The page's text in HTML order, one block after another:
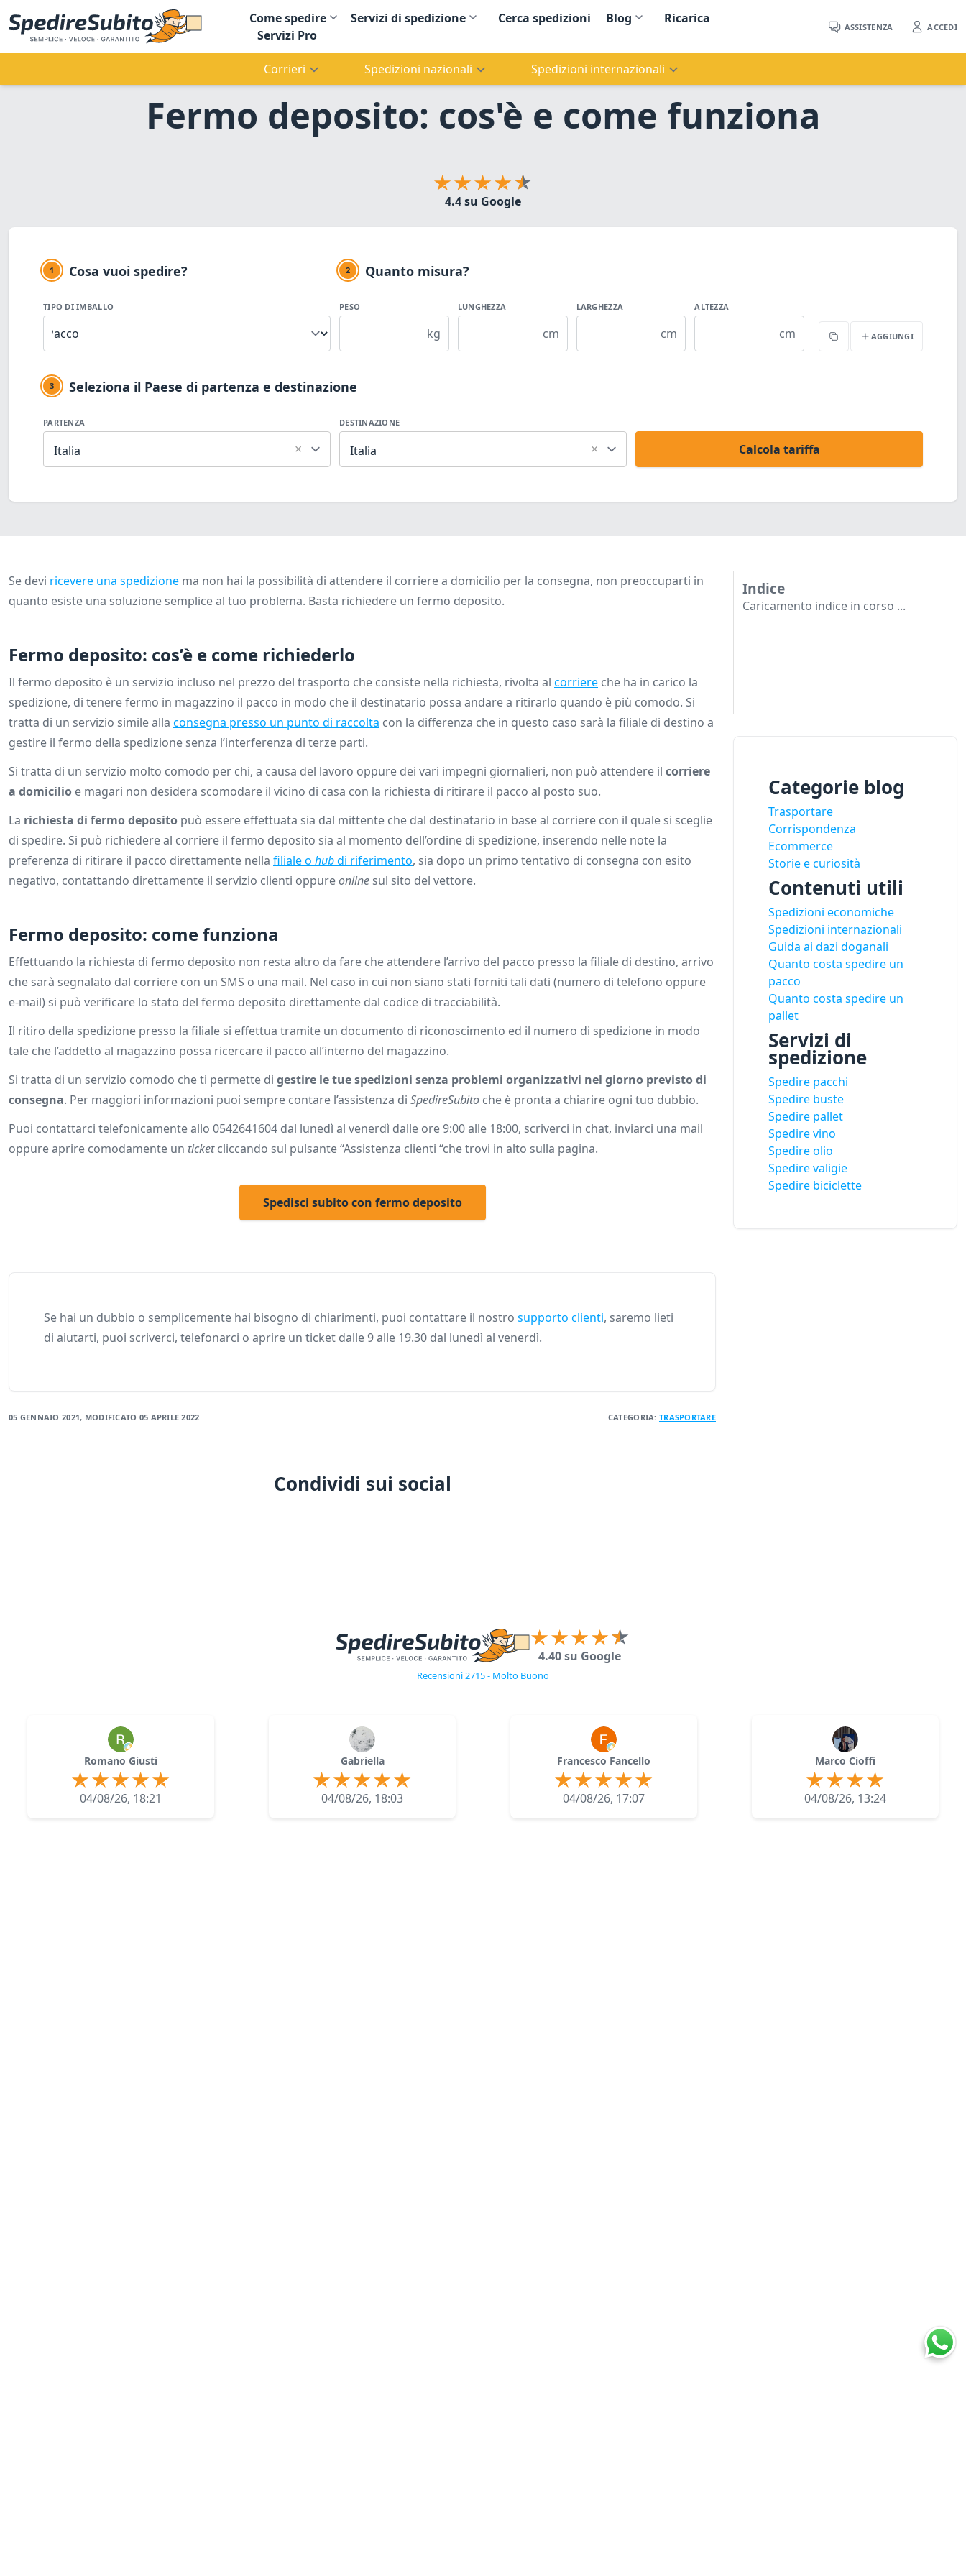
Come spedire Servizi di spedizione Cerca spedizioni Blog
Ricarica
Servizi Pro
ASSISTENZA ACCEDI
Corrieri Spedizioni nazionali Spedizioni internazionali
Fermo deposito: cos'è e come funziona
4.4 su Google
1 Cosa vuoi spedire?
TIPO DI IMBALLO
2 Quanto misura?
PESO
kg
LUNGHEZZA
cm
LARGHEZZA
cm
ALTEZZA
cm
Copia AGGIUNGI
3 Seleziona il Paese di partenza e destinazione
PARTENZA
Italia ×
DESTINAZIONE
Italia × Calcola tariffa
Se devi ricevere una spedizione ma non hai la possibilità di attendere il corriere a domicilio per la consegna, non preoccuparti in
quanto esiste una soluzione semplice al tuo problema. Basta richiedere un fermo deposito.
Fermo deposito: cos’è e come richiederlo
Il fermo deposito è un servizio incluso nel prezzo del trasporto che consiste nella richiesta, rivolta al corriere che ha in carico la
spedizione, di tenere fermo in magazzino il pacco in modo che il destinatario possa andare a ritirarlo quando è più comodo. Si
tratta di un servizio simile alla consegna presso un punto di raccolta con la differenza che in questo caso sarà la filiale di destino a
gestire il fermo della spedizione senza l’interferenza di terze parti.
Si tratta di un servizio molto comodo per chi, a causa del lavoro oppure dei vari impegni giornalieri, non può attendere il corriere
a domicilio e magari non desidera scomodare il vicino di casa con la richiesta di ritirare il pacco al posto suo.
La richiesta di fermo deposito può essere effettuata sia dal mittente che dal destinatario in base al corriere con il quale si sceglie
di spedire. Si può richiedere al corriere il fermo deposito sia al momento dell’ordine di spedizione, inserendo nelle note la
preferenza di ritirare il pacco direttamente nella filiale o hubdi riferimento, sia dopo un primo tentativo di consegna con esito
negativo, contattando direttamente il servizio clienti oppureonline sul sito del vettore.
Fermo deposito: come funziona
Effettuando la richiesta di fermo deposito non resta altro da fare che attendere l’arrivo del pacco presso la filiale di destino, arrivo
che sarà segnalato dal corriere con un SMS o una mail. Nel caso in cui non siano stati forniti tali dati (numero di telefono oppure
e-mail) si può verificare lo stato del fermo deposito direttamente dal codice di tracciabilità.
Il ritiro della spedizione presso la filiale si effettua tramite un documento di riconoscimento ed il numero di spedizione in modo
tale che l’addetto al magazzino possa ricercare il pacco all’interno del magazzino.
Si tratta di un servizio comodo che ti permette di gestire le tue spedizioni senza problemi organizzativi nel giorno previsto di
consegna. Per maggiori informazioni puoi sempre contare l’assistenza di SpedireSubito che è pronta a chiarire ogni tuo dubbio.
Puoi contattarci telefonicamente allo 0542641604 dal lunedì al venerdì dalle ore 9:00 alle 18:00, scriverci in chat, inviarci una mail
oppure aprire comodamente un ticketcliccando sul pulsante “Assistenza clienti “che trovi in alto sulla pagina.
Spedisci subito con fermo deposito
Se hai un dubbio o semplicemente hai bisogno di chiarimenti, puoi contattare il nostro supporto clienti, saremo lieti
di aiutarti, puoi scriverci, telefonarci o aprire un ticket dalle 9 alle 19.30 dal lunedì al venerdì.
05 GENNAIO 2021, MODIFICATO 05 APRILE 2022 CATEGORIA: TRASPORTARE
Condividi sui social
Indice
Caricamento indice in corso ...
Categorie blog
Trasportare
Corrispondenza
Ecommerce
Storie e curiosità
Contenuti utili
Spedizioni economiche
Spedizioni internazionali
Guida ai dazi doganali
Quanto costa spedire un
pacco
Quanto costa spedire un
pallet
Servizi di
spedizione
Spedire pacchi
Spedire buste
Spedire pallet
Spedire vino
Spedire olio
Spedire valigie
Spedire biciclette
4.40 su Google
Recensioni 2715 - Molto Buono
Romano Giusti
04/08/26, 18:21
Gabriella
04/08/26, 18:03
Francesco Fancello
04/08/26, 17:07
Marco Cioffi
04/08/26, 13:24